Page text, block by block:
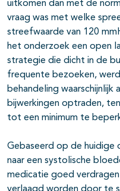
uitkomen dan met de
vraag was met welke
streefwaarde van 120
het onderzoek een open
strategie die dicht in de
frequente bezoeken,
behandeling waarschijnlijk
bijwerkingen optraden,
tot een minimum te
Gebaseerd op de huidige
naar een systolische
medicatie goed